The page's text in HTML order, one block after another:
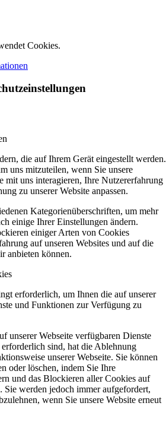
Cookies.
die auf Ihrem Gerät eingestellt werden.
uns mitzuteilen, wenn Sie unsere
mit uns interagieren, Ihre Nutzererfahrung
zu unserer Website anpassen.
Kategorienüberschriften, um mehr
einige Ihrer Einstellungen ändern.
einiger Arten von Cookies
auf unseren Websites und auf die
anbieten können.
erforderlich, um Ihnen die auf unserer
und Funktionen zur Verfügung zu
unserer Webseite verfügbaren Dienste
sind, hat die Ablehnung
unserer Webseite. Sie können
oder löschen, indem Sie Ihre
und das Blockieren aller Cookies auf
Sie werden jedoch immer aufgefordert,
wenn Sie unsere Website erneut